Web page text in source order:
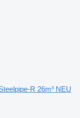
R 26m³ NEU